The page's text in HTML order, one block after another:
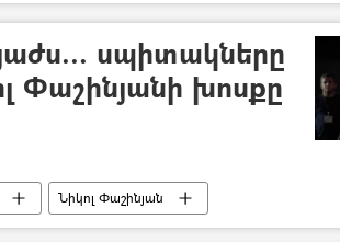
ձայնագրությունը
սպիտակները
Փաշինյանի խոսքը
Նիկոլ Փաշինյան
ձայնագրությունը